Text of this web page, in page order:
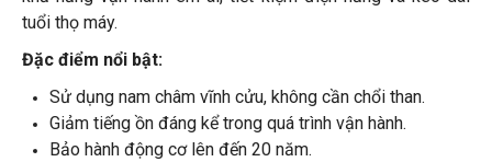
tuổi thọ máy.
Đặc điểm nổi bật:
Sử dụng nam châm vĩnh cửu, không cần chổi than.
Giảm tiếng ồn đáng kể trong quá trình vận hành.
Bảo hành động cơ lên đến 20 năm.